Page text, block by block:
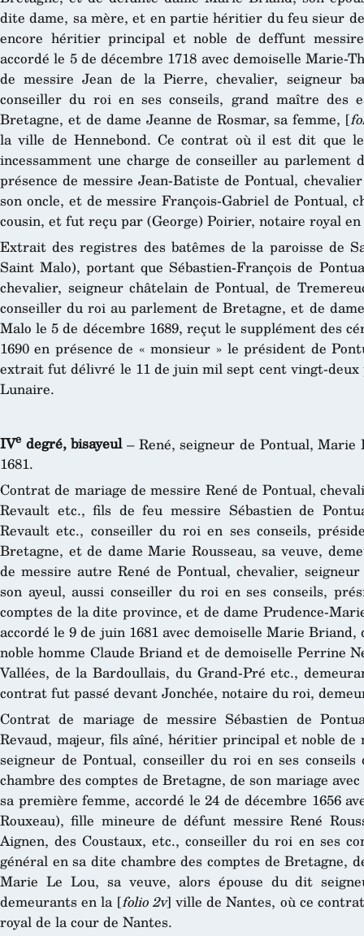
dite dame, sa mère, et en partie héritier du feu sieur
encore héritier principal et noble de deffunt
accordé le 5 de décembre 1718 avec demoiselle Marie-
de messire Jean de la Pierre, chevalier, seigneur
conseiller du roi en ses conseils, grand maître des
Bretagne, et de dame Jeanne de Rosmar, sa femme, [
la ville de Hennebond. Ce contrat où il est dit que
incessamment une charge de conseiller au parlement
présence de messire Jean-Batiste de Pontual,
son oncle, et de messire François-Gabriel de Pontual,
cousin, et fut reçu par (George) Poirier, notaire royal
Extrait des registres des batêmes de la paroisse de
Saint Malo), portant que Sébastien-François de
chevalier, seigneur châtelain de Pontual, de
conseiller du roi au parlement de Bretagne, et de
Malo le 5 de décembre 1689, reçut le supplément des
1690 en présence de « monsieur » le président de
extrait fut délivré le 11 de juin mil sept cent vingt-
Lunaire.
IVe degré, bisayeul– René, seigneur de Pontual,
1681.
Contrat de mariage de messire René de Pontual,
Revault etc., fils de feu messire Sébastien de
Revault etc., conseiller du roi en ses conseils,
Bretagne, et de dame Marie Rousseau, sa veuve,
de messire autre René de Pontual, chevalier,
son ayeul, aussi conseiller du roi en ses conseils,
comptes de la dite province, et de dame Prudence-
accordé le 9 de juin 1681 avec demoiselle Marie
noble homme Claude Briand et de demoiselle Perrine
Vallées, de la Bardoullais, du Grand-Pré etc.,
contrat fut passé devant Jonchée, notaire du roi,
Contrat de mariage de messire Sébastien de
Revaud, majeur, fils aîné, héritier principal et noble de
seigneur de Pontual, conseiller du roi en ses
chambre des comptes de Bretagne, de son mariage
sa première femme, accordé le 24 de décembre 1656
Rouxeau), fille mineure de défunt messire René
Aignen, des Coustaux, etc., conseiller du roi en ses
général en sa dite chambre des comptes de Bretagne,
Marie Le Lou, sa veuve, alors épouse du dit
demeurants en la [folio 2v] ville de Nantes, où ce
royal de la cour de Nantes.